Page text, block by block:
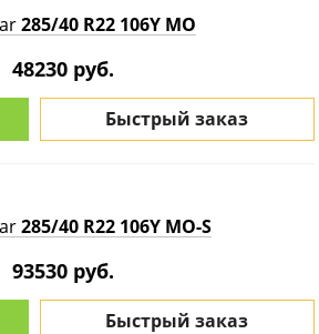
285/40 R22 106Y MO
48230 руб.
Быстрый заказ
285/40 R22 106Y MO-S
93530 руб.
Быстрый заказ